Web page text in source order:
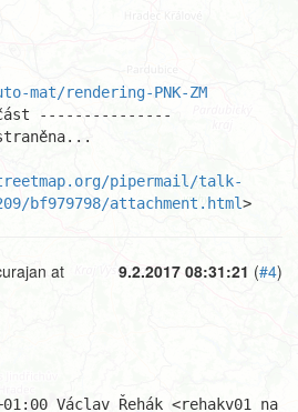
mat/rendering-PNK-ZM
---------------
pipermail/talk-
bf979798/attachment.html>
9.2.2017 08:31:21 (#4)
at
Václav Řehák <rehakv01 na